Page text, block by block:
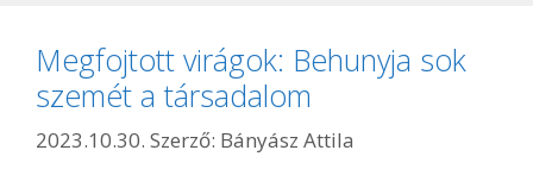
Megfojtott virágok: Behunyja sok
szemét a társadalom
2023.10.30. Szerző: Bányász Attila